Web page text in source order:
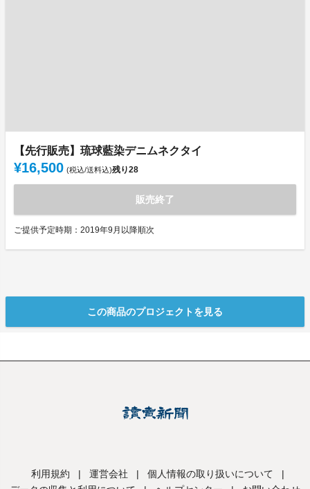
【先行販売】琉球藍染デニムネクタイ
¥16,500 (税込/送料込)残り28
販売終了
ご提供予定時期：2019年9月以降順次
この商品のプロジェクトを見る
利用規約 | 運営会社 | 個人情報の取り扱いについて
|